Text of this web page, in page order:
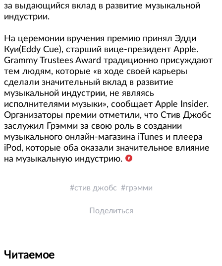
за выдающийся вклад в развитие музыкальной
индустрии.
На церемонии вручения премию принял Эдди
Куи(Eddy Cue), старший вице-президент Apple.
Grammy Trustees Award традиционно присуждают
тем людям, которые «в ходе своей карьеры
сделали значительный вклад в развитие
музыкальной индустрии, не являясь
исполнителями музыки», сообщает Apple Insider.
Организаторы премии отметили, что Стив Джобс
заслужил Грэмми за свою роль в создании
музыкального онлайн-магазина iTunes и плеера
iPod, которые оба оказали значительное влияние
на музыкальную индустрию.
стив джобс грэмми
Поделиться
Читаемое